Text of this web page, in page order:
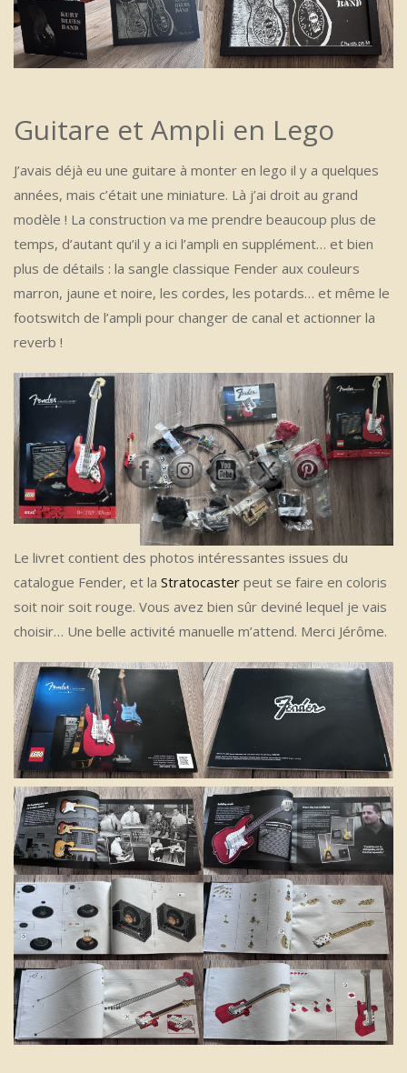
Guitare et Ampli en Lego
J’avais déjà eu une guitare à monter en lego il y a quelques
années, mais c’était une miniature. Là j’ai droit au grand
modèle ! La construction va me prendre beaucoup plus de
temps, d’autant qu’il y a ici l’ampli en supplément… et bien
plus de détails : la sangle classique Fender aux couleurs
marron, jaune et noire, les cordes, les potards… et même le
footswitch de l’ampli pour changer de canal et actionner la
reverb !
Le livret contient des photos intéressantes issues du
catalogue Fender, et la Stratocaster peut se faire en coloris
soit noir soit rouge. Vous avez bien sûr deviné lequel je vais
choisir… Une belle activité manuelle m’attend. Merci Jérôme.